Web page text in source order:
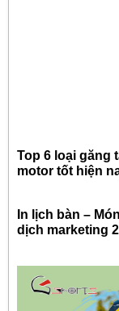
Top 6 loại găng
motor tốt hiện
In lịch bàn –
dịch marketing